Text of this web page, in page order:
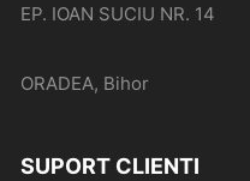
EP. IOAN SUCIU NR. 14
ORADEA, Bihor
SUPORT CLIENTI